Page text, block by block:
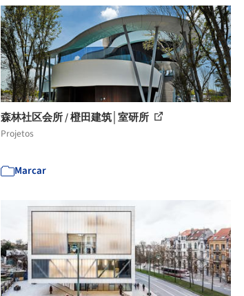
森林社区会所 / 橙田建筑│室研所
Projetos
Marcar